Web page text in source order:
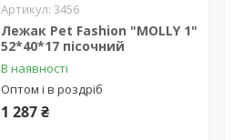
3456
Лежак Pet Fashion "MOLLY 1"
52*40*17 пісочний
В наявності
Оптом і в роздріб
1 287 ₴